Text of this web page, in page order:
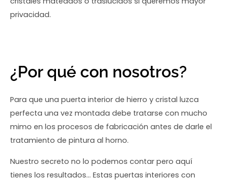
privacidad.
¿Por qué con nosotros?
Para que una puerta interior de hierro y cristal luzca
perfecta una vez montada debe tratarse con mucho
mimo en los procesos de fabricación antes de darle el
tratamiento de pintura al horno.
Nuestro secreto no lo podemos contar pero aquí
tienes los resultados… Estas puertas interiores con